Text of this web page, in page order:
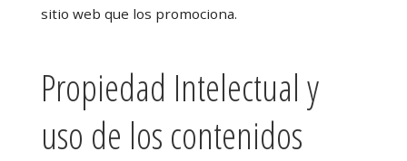
sitio web que los promociona.
Propiedad Intelectual y
uso de los contenidos